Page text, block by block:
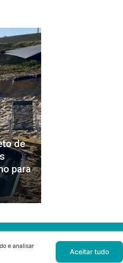
e analisar
Aceitar tudo
de
para
Sobre a Revista Sacada